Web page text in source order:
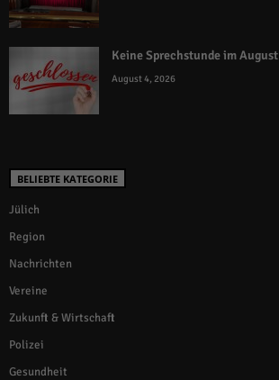
Keine Sprechstunde im August
August 4, 2026
BELIEBTE KATEGORIE
Jülich
Region
Nachrichten
Vereine
Zukunft & Wirtschaft
Polizei
Gesundheit